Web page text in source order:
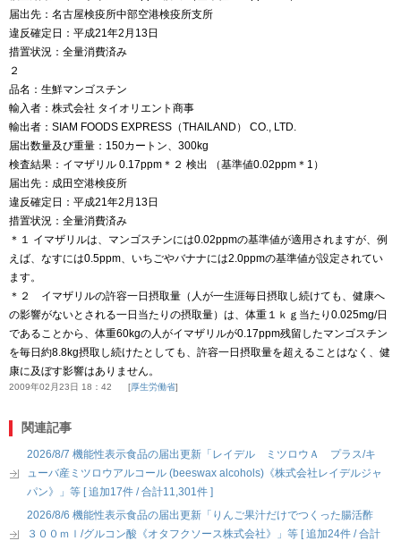
届出先：名古屋検疫所中部空港検疫所支所
違反確定日：平成21年2月13日
措置状況：全量消費済み
２
品名：生鮮マンゴスチン
輸入者：株式会社 タイオリエント商事
輸出者：SIAM FOODS EXPRESS（THAILAND） CO., LTD.
届出数量及び重量：150カートン、300kg
検査結果：イマザリル 0.17ppm＊２ 検出 （基準値0.02ppm＊1）
届出先：成田空港検疫所
違反確定日：平成21年2月13日
措置状況：全量消費済み
＊１ イマザリルは、マンゴスチンには0.02ppmの基準値が適用されますが、例
えば、なすには0.5ppm、いちごやバナナには2.0ppmの基準値が設定されてい
ます。
＊２ イマザリルの許容一日摂取量（人が一生涯毎日摂取し続けても、健康へ
の影響がないとされる一日当たりの摂取量）は、体重１ｋｇ当たり0.025mg/日
であることから、体重60kgの人がイマザリルが0.17ppm残留したマンゴスチン
を毎日約8.8kg摂取し続けたとしても、許容一日摂取量を超えることはなく、健
康に及ぼす影響はありません。
2009年02月23日 18：42 厚生労働省
関連記事
2026/8/7 機能性表示食品の届出更新「レイデル ミツロウＡ プラス/キ
ューバ産ミツロウアルコール (beeswax alcohols)《株式会社レイデルジャ
パン》」等 [ 追加17件 / 合計11,301件 ]
2026/8/6 機能性表示食品の届出更新「りんご果汁だけでつくった腸活酢
３００ｍｌ/グルコン酸《オタフクソース株式会社》」等 [ 追加24件 / 合計